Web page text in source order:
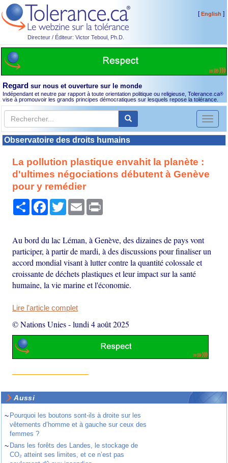
Directeur / Éditeur: Victor Teboul, Ph.D.
[English ]
Regard sur nous et ouverture sur le monde
Indépendant et neutre par rapport à toute orientation politique ou religieuse, Tolerance.ca®
vise à promouvoir les grands principes démocratiques sur lesquels repose la tolérance.
Toggle
Observatoire des droits humains
La pollution plastique envahit la planète :
d'ultimes négociations débutent à Genève
pour y remédier
PartagerFacebook
TwitterEmail
Au bord du lac Léman, à Genève, des dizaines de pays vont
participer, à partir de mardi, à des discussions pour finaliser un
accord mondial visant à lutter contre la quantité colossale et
croissante de déchets plastiques et leur impact sur la santé
humaine, la vie marine et l'économie.
Lire l'article complet
© Nations Unies-lundi 4 août 2025
Aussi
~ Pourquoi les boutons sont-ils à droite sur les
vêtements d’homme et à gauche sur ceux des
femmes ?
~ Dans les forêts des Landes, le stockage de
CO₂ atteint ses limites, et ce n’est pas